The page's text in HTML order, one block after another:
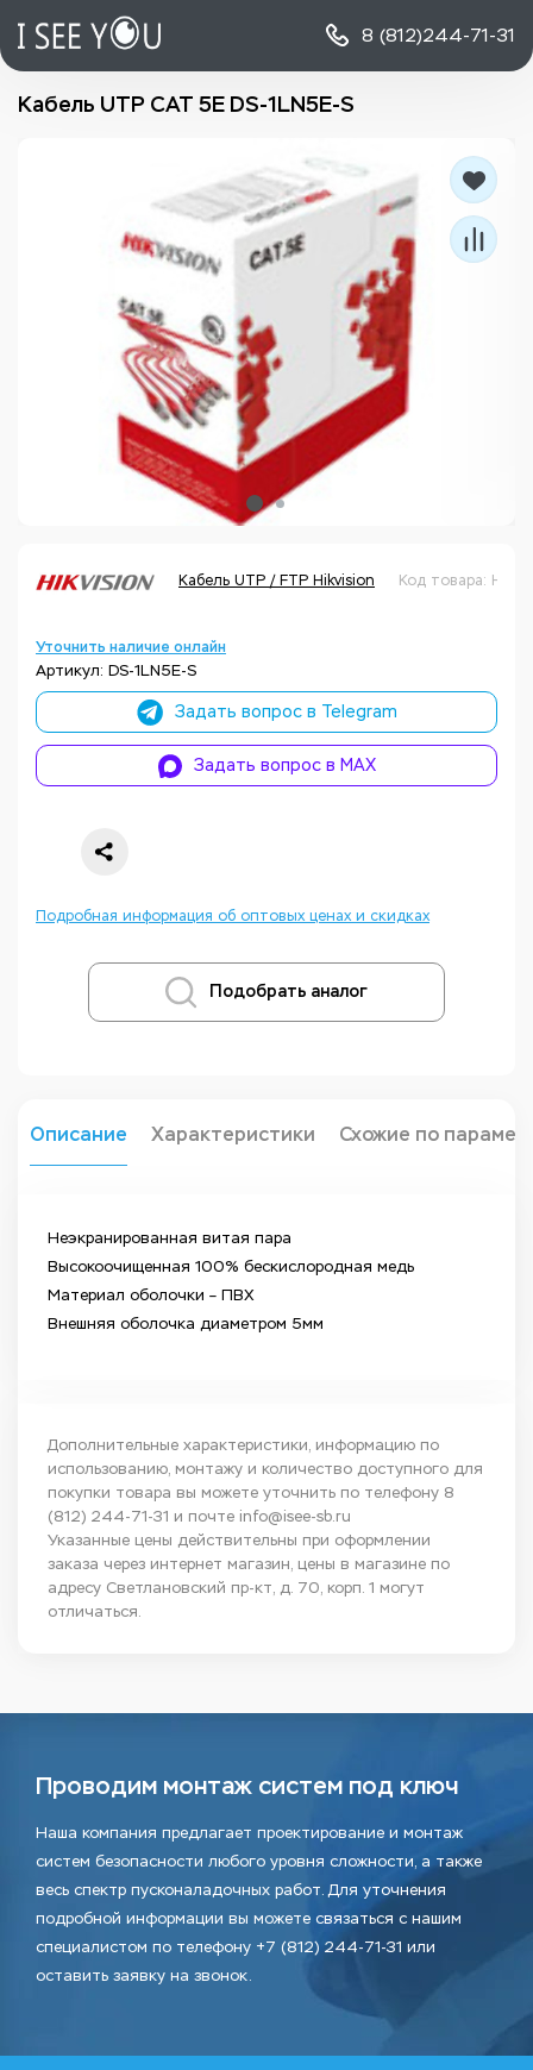
8 (812)244-71-31
Кабель UTP CAT 5E DS-1LN5E-S
Кабель UTP / FTP Hikvision Код товара: НФ-
Уточнить наличие онлайн
Артикул: DS-1LN5E-S
Задать вопрос в Telegram
Задать вопрос в MAX
Подробная информация об оптовых ценах и скидках
Подобрать аналог
Описание Характеристики Схожие по
Неэкранированная витая пара
Высокоочищенная 100% бескислородная медь
Материал оболочки – ПВХ
Внешняя оболочка диаметром 5мм
Дополнительные характеристики, информацию по
использованию, монтажу и количество доступного для
покупки товара вы можете уточнить по телефону 8
(812) 244-71-31 и почте info@isee-sb.ru
Указанные цены действительны при оформлении
заказа через интернет магазин, цены в магазине по
адресу Светлановский пр-кт, д. 70, корп. 1 могут
отличаться.
Проводим монтаж систем под ключ
Наша компания предлагает проектирование и монтаж
систем безопасности любого уровня сложности, а также
весь спектр пусконаладочных работ. Для уточнения
подробной информации вы можете связаться с нашим
специалистом по телефону +7 (812) 244-71-31 или
оставить заявку на звонок.